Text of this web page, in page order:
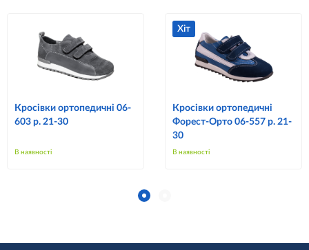
Кросівки ортопедичні 06-
603 р. 21-30
В наявності
Хіт
Кросівки ортопедичні
Форест-Орто 06-557 р. 21-
30
В наявності